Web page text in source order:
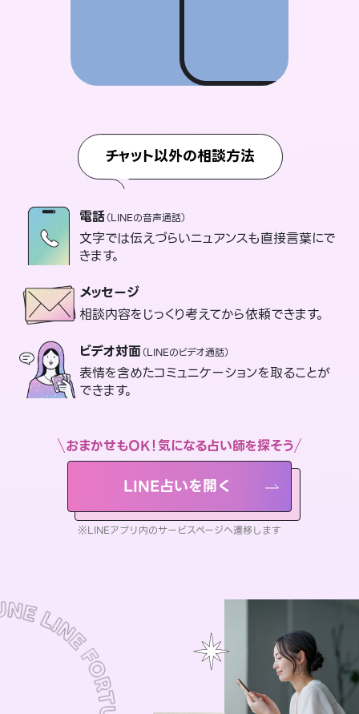
チャット以外の相談方法
電話（LINEの音声通話）
文字では伝えづらいニュアンスも直接言葉にで
きます。
メッセージ
相談内容をじっくり考えてから依頼できます。
ビデオ対面（LINEのビデオ通話）
表情を含めたコミュニケーションを取ることが
できます。
おまかせもOK！気になる占い師を探そう
LINE占いを開く
※LINEアプリ内のサービスページへ遷移します